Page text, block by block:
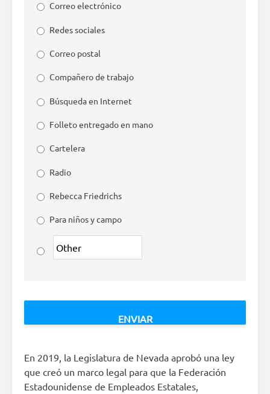
Correo electrónico
Redes sociales
Correo postal
Compañero de trabajo
Búsqueda en Internet
Folleto entregado en mano
Cartelera
Radio
Rebecca Friedrichs
Para niños y campo
En 2019, la Legislatura de Nevada aprobó una ley
que creó un marco legal para que la Federación
Estadounidense de Empleados Estatales,